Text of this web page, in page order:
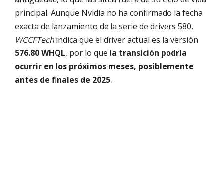
principal. Aunque Nvidia no ha confirmado la fecha
exacta de lanzamiento de la serie de drivers 580,
WCCFTech indica que el driver actual es la versión
576.80 WHQL, por lo que la transición podría
ocurrir en los próximos meses, posiblemente
antes de finales de 2025.